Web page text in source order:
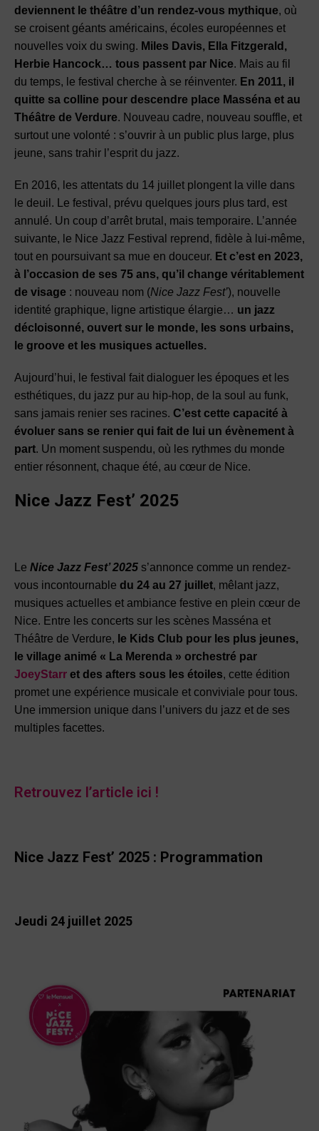
deviennent le théâtre d’un rendez-vous mythique, où
se croisent géants américains, écoles européennes et
nouvelles voix du swing. Miles Davis, Ella Fitzgerald,
Herbie Hancock… tous passent par Nice. Mais au fil
du temps, le festival cherche à se réinventer. En 2011, il
quitte sa colline pour descendre place Masséna et au
Théâtre de Verdure. Nouveau cadre, nouveau souffle, et
surtout une volonté : s’ouvrir à un public plus large, plus
jeune, sans trahir l’esprit du jazz.
En 2016, les attentats du 14 juillet plongent la ville dans
le deuil. Le festival, prévu quelques jours plus tard, est
annulé. Un coup d’arrêt brutal, mais temporaire. L’année
suivante, le Nice Jazz Festival reprend, fidèle à lui-même,
tout en poursuivant sa mue en douceur. Et c’est en 2023,
à l’occasion de ses 75 ans, qu’il change véritablement
de visage : nouveau nom (Nice Jazz Fest’), nouvelle
identité graphique, ligne artistique élargie… un jazz
décloisonné, ouvert sur le monde, les sons urbains,
le groove et les musiques actuelles.
Aujourd’hui, le festival fait dialoguer les époques et les
esthétiques, du jazz pur au hip-hop, de la soul au funk,
sans jamais renier ses racines. C’est cette capacité à
évoluer sans se renier qui fait de lui un évènement à
part. Un moment suspendu, où les rythmes du monde
entier résonnent, chaque été, au cœur de Nice.
Nice Jazz Fest’ 2025
Le Nice Jazz Fest’ 2025 s’annonce comme un rendez-
vous incontournable du 24 au 27 juillet, mêlant jazz,
musiques actuelles et ambiance festive en plein cœur de
Nice. Entre les concerts sur les scènes Masséna et
Théâtre de Verdure, le Kids Club pour les plus jeunes,
le village animé « La Merenda » orchestré par
JoeyStarr et des afters sous les étoiles, cette édition
promet une expérience musicale et conviviale pour tous.
Une immersion unique dans l’univers du jazz et de ses
multiples facettes.
Retrouvez l’article ici !
Nice Jazz Fest’ 2025 : Programmation
Jeudi 24 juillet 2025